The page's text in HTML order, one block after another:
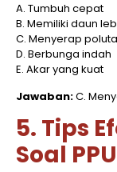
A. Tumbuh cepat
B. Memiliki daun
C. Menyerap
D. Berbunga indah
E. Akar yang kuat​
Jawaban:C.
5. Tips
Soal PPU